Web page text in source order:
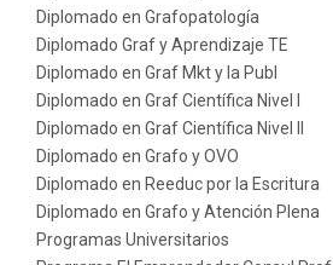
Diplomado en Grafopatología
Diplomado Graf y Aprendizaje TE
Diplomado en Graf Mkt y la Publ
Diplomado en Graf Científica Nivel I
Diplomado en Graf Científica Nivel II
Diplomado en Grafo y OVO
Diplomado en Reeduc por la Escritura
Diplomado en Grafo y Atención Plena
Programas Universitarios